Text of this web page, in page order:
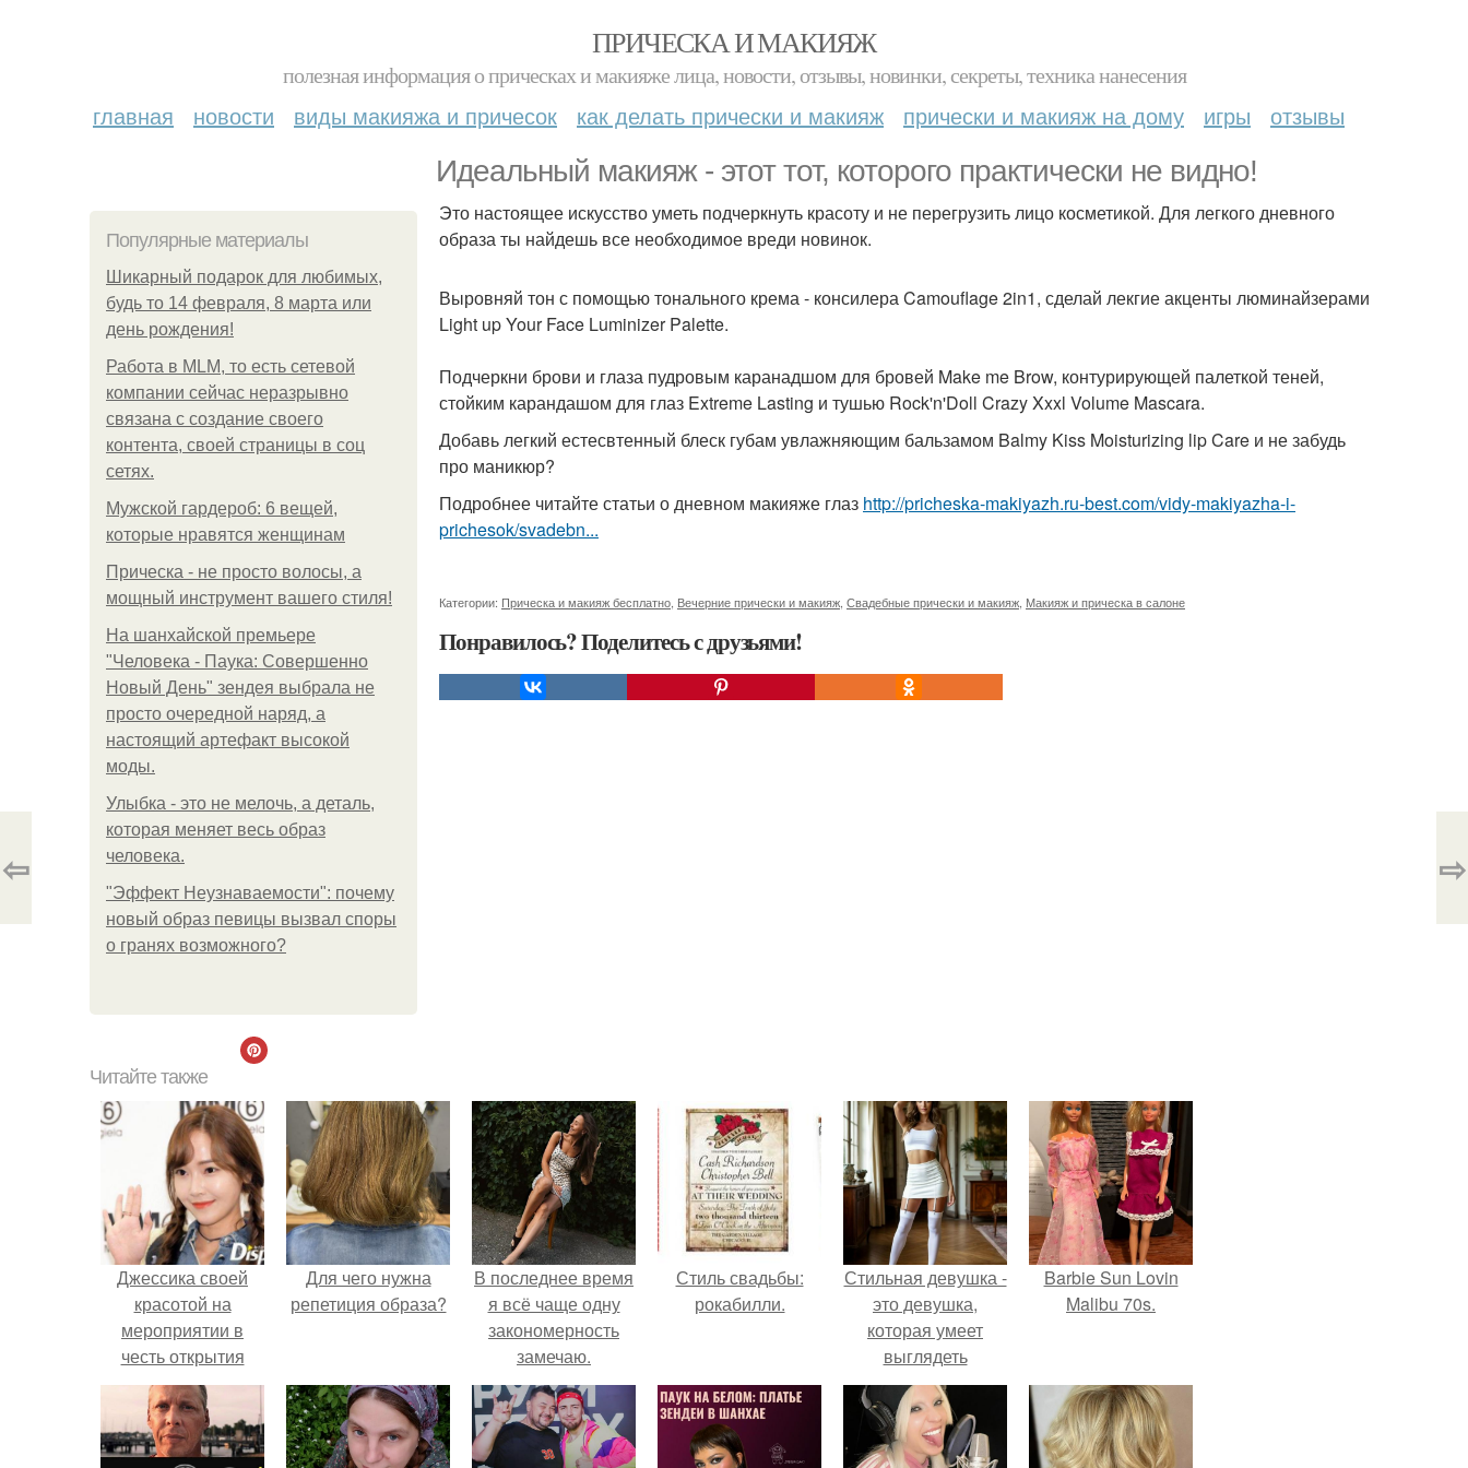
ПРИЧЕСКА И МАКИЯЖ
полезная информация о прическах и макияже лица, новости, отзывы, новинки, секреты, техника нанесения
главная новости виды макияжа и причесок как делать прически и макияж прически и макияж на дому игры отзывы
Идеальный макияж - этот тот, которого практически не видно!
Популярные материалы
Шикарный подарок для любимых,
будь то 14 февраля, 8 марта или
день рождения!
Работа в MLM, то есть сетевой
компании сейчас неразрывно
связана с создание своего
контента, своей страницы в соц
сетях.
Мужской гардероб: 6 вещей,
которые нравятся женщинам
Прическа - не просто волосы, а
мощный инструмент вашего стиля!
На шанхайской премьере
"Человека - Паука: Совершенно
Новый День" зендея выбрала не
просто очередной наряд, а
настоящий артефакт высокой
моды.
Улыбка - это не мелочь, а деталь,
которая меняет весь образ
человека.
"Эффект Неузнаваемости": почему
новый образ певицы вызвал споры
о гранях возможного?
Это настоящее искусство уметь подчеркнуть красоту и не перегрузить лицо косметикой. Для легкого дневного
образа ты найдешь все необходимое вреди новинок.
Выровняй тон с помощью тонального крема - консилера Camouflage 2in1, сделай лекгие акценты люминайзерами
Light up Your Face Luminizer Palette.
Подчеркни брови и глаза пудровым каранадшом для бровей Make me Brow, контурирующей палеткой теней,
стойким карандашом для глаз Extreme Lasting и тушью Rock'n'Doll Crazy Xxxl Volume Mascara.
Добавь легкий естесвтенный блеск губам увлажняющим бальзамом Balmy Kiss Moisturizing lip Care и не забудь
про маникюр?
Подробнее читайте статьи о дневном макияже глаз http://pricheska-makiyazh.ru-best.com/vidy-makiyazha-i-
prichesok/svadebn...
Категории: Прическа и макияж бесплатно Вечерние прически и макияж Свадебные прически и макияж Макияж и прическа в салоне
Понравилось? Поделитесь с друзьями!
⇦ ⇨
Читайте также
Джессика своей
красотой на
мероприятии в
честь открытия
MM6 блещет.
Для чего нужна
репетиция образа?
В последнее время
я всё чаще одну
закономерность
замечаю.
Стиль свадьбы:
рокабилли.
Стильная девушка -
это девушка,
которая умеет
выглядеть
привлекательно и
элегантно в любои
ситуации.
Barbie Sun Lovin
Malibu 70s.